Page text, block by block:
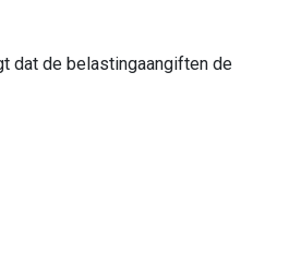
dat de belastingaangiften de